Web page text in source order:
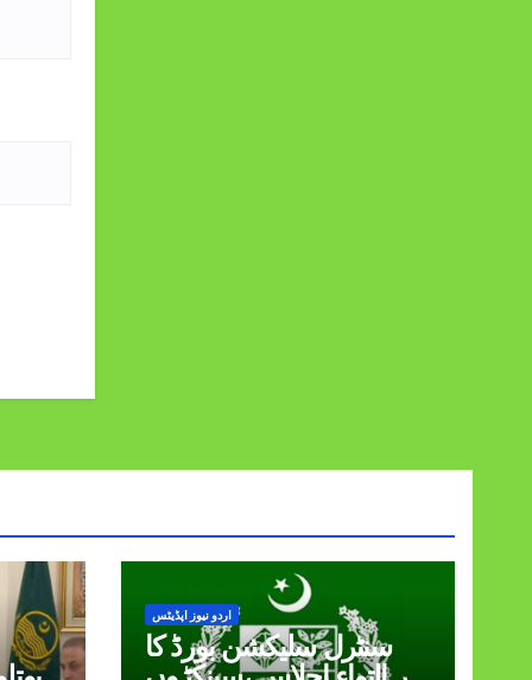
اردو نیوز اپڈیٹس
سنٹرل سلیکشن بورڈ کا